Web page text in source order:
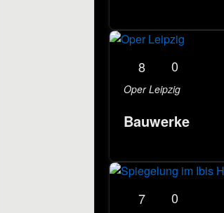
8 0
Oper Leipzig
Bauwerke
7 0